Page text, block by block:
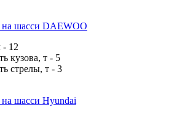
шасси DAEWOO
- 12
кузова, т - 5
стрелы, т - 3
шасси Hyundai